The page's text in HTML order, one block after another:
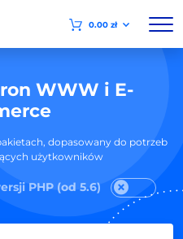
0.00 zł
WWW i E-
dopasowany do potrzeb
użytkowników
PHP (od 5.6)